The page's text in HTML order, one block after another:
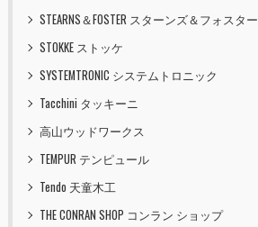
STEARNS＆FOSTER スターンズ＆フォスター
STOKKE ストッケ
SYSTEMTRONIC システムトロニック
Tacchini タッキーニ
高山ウッドワークス
TEMPUR テンピュール
Tendo 天童木工
THE CONRAN SHOP コンラン ショップ